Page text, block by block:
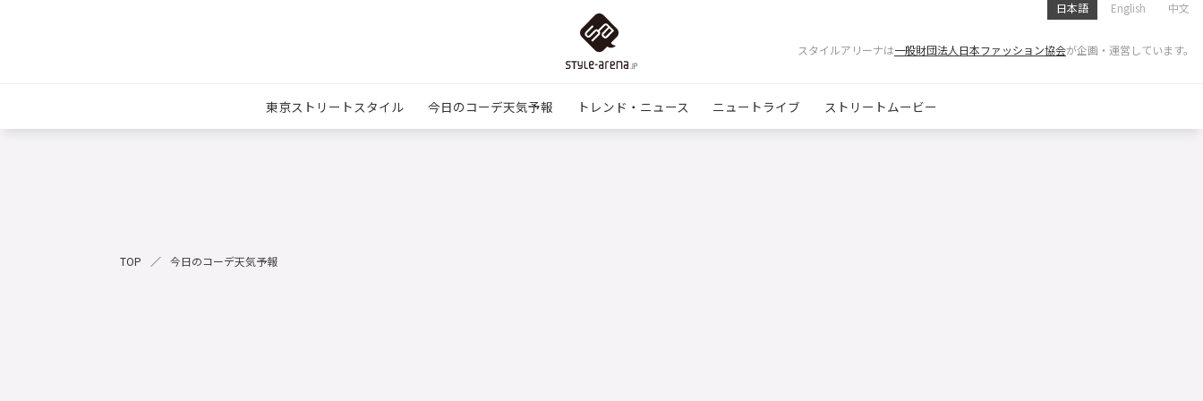
日本語 English 中文
スタイルアリーナは一般財団法人日本ファッション協会が企画・運営しています。
東京ストリートスタイル 今日のコーデ天気予報 トレンド・ニュース ニュートライブ ストリートムービー
TOP 今日のコーデ天気予報